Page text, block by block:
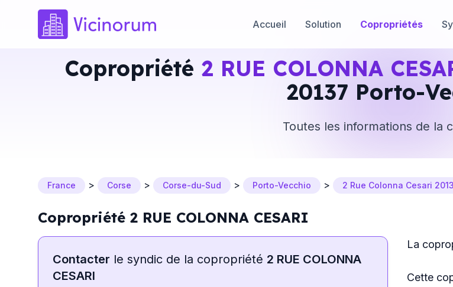
Accueil Solution Copropriétés
Copropriété 2 RUE COLONNA
20137 Porto-
Toutes les informations de la
France > Corse > Corse-du-Sud > Porto-Vecchio > 2 Rue Colonna Cesari
Copropriété 2 RUE COLONNA CESARI
Contacter le syndic de la copropriété 2 RUE COLONNA
CESARI
La
Cette